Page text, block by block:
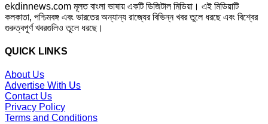
ekdinnews.com মূলত বাংলা ভাষায় একটি ডিজিটাল মিডিয়া। এই মিডিয়াটি
কলকাতা, পশ্চিমবঙ্গ এবং ভারতের অন্যান্য রাজ্যের বিভিন্ন খবর তুলে ধরছে এবং বিশ্বের
গুরুত্বপূর্ণ খবরগুলিও তুলে ধরছে।
QUICK LINKS
About Us
Advertise With Us
Contact Us
Privacy Policy
Terms and Conditions